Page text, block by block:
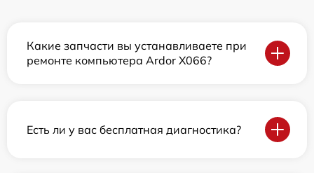
Какие запчасти вы устанавливаете при
ремонте компьютера Ardor X066?
Есть ли у вас бесплатная диагностика?